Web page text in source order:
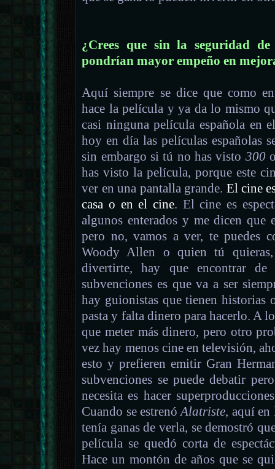
¿Crees que sin la seguridad
pondrían mayor empeño en
Aquí siempre se dice que como
hace la película y ya da lo mismo
casi ninguna película española en
hoy en día las películas españolas
sin embargo si tú no has visto 300
has visto la película, porque este
ver en una pantalla grande. El cine
casa o en el cine. El cine es
algunos enterados y me dicen que
pero no, vamos a ver, te puedes
Woody Allen o quien tú
divertirte, hay que encontrar
subvenciones es que va a ser
hay guionistas que tienen historias
pasta y falta dinero para hacerlo. A
que meter más dinero, pero otro
vez hay menos cine en televisión,
esto y prefieren emitir Gran
subvenciones se puede debatir
necesita es hacer
Cuando se estrenóAlatriste, aquí en
tenía ganas de verla, se demostró
película se quedó corta de
Hace un montón de años que se